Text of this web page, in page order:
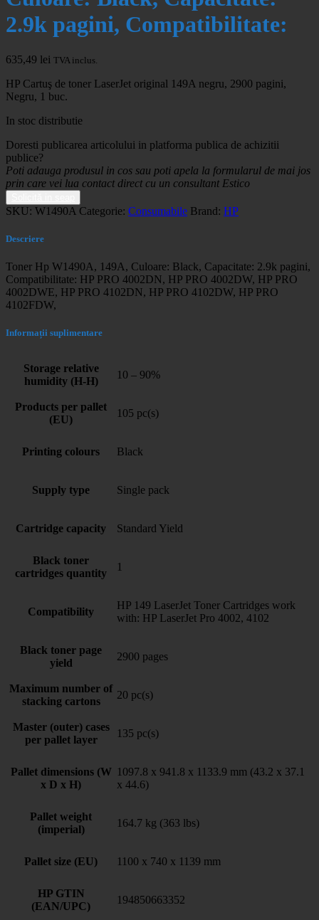
2.9k pagini, Compatibilitate:
635,49 lei TVA inclus.
HP Cartuş de toner LaserJet original 149A negru, 2900 pagini,
Negru, 1 buc.
In stoc distributie
Doresti publicarea articolului in platforma publica de achizitii
publice?
Poti adauga produsul in cos sau poti apela la formularul de mai jos
prin care vei lua contact direct cu un consultant Estico
SKU: W1490A Categorie: Consumabile Brand: HP
Descriere
Toner Hp W1490A, 149A, Culoare: Black, Capacitate: 2.9k pagini,
Compatibilitate: HP PRO 4002DN, HP PRO 4002DW, HP PRO
4002DWE, HP PRO 4102DN, HP PRO 4102DW, HP PRO
4102FDW,
Informații suplimentare
Storage relative
humidity (H-H)
10 – 90%
Products per pallet
(EU)
105 pc(s)
Printing colours Black
Supply type Single pack
Cartridge capacity Standard Yield
Black toner
cartridges quantity
1
Compatibility
HP 149 LaserJet Toner Cartridges work
with: HP LaserJet Pro 4002, 4102
Black toner page
yield
2900 pages
Maximum number of
stacking cartons
20 pc(s)
Master (outer) cases
per pallet layer
135 pc(s)
Pallet dimensions (W
x D x H)
1097.8 x 941.8 x 1133.9 mm (43.2 x 37.1
x 44.6)
Pallet weight
(imperial)
164.7 kg (363 lbs)
Pallet size (EU) 1100 x 740 x 1139 mm
HP GTIN
(EAN/UPC)
194850663352